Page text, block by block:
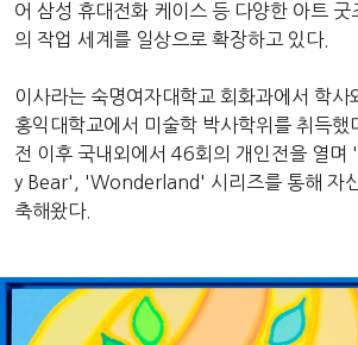
어 삼성 휴대전화 케이스 등 다양한 아트 굿
의 작업 세계를 일상으로 확장하고 있다.
이사라는 숙명여자대학교 회화과에서 학사
홍익대학교에서 미술학 박사학위를 취득
전 이후 국내외에서 46회의 개인전을 열
y Bear', 'Wonderland' 시리즈를 통해 자
축해왔다.